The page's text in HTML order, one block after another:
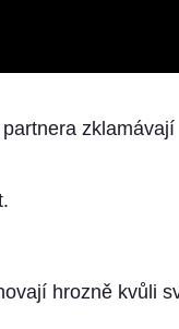
zklamávají
hrozně kvůli